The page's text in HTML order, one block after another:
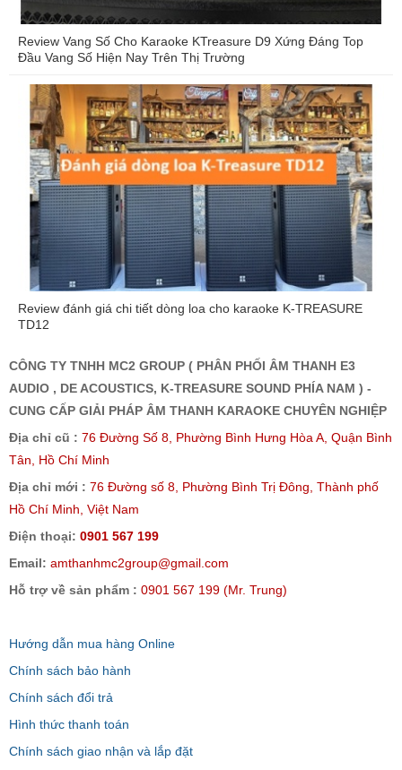
Review Vang Số Cho Karaoke KTreasure D9 Xứng Đáng Top
Đầu Vang Số Hiện Nay Trên Thị Trường
Review đánh giá chi tiết dòng loa cho karaoke K-TREASURE
TD12
CÔNG TY TNHH MC2 GROUP ( PHÂN PHỐI ÂM THANH E3
AUDIO , DE ACOUSTICS, K-TREASURE SOUND PHÍA NAM ) -
CUNG CẤP GIẢI PHÁP ÂM THANH KARAOKE CHUYÊN NGHIỆP
Địa chỉ cũ : 76 Đường Số 8, Phường Bình Hưng Hòa A, Quận Bình
Tân, Hồ Chí Minh
Địa chỉ mới : 76 Đường số 8, Phường Bình Trị Đông, Thành phố
Hồ Chí Minh, Việt Nam
Điện thoại: 0901 567 199
Email: amthanhmc2group@gmail.com
Hỗ trợ về sản phẩm : 0901 567 199 (Mr. Trung)
Hướng dẫn mua hàng Online
Chính sách bảo hành
Chính sách đổi trả
Hình thức thanh toán
Chính sách giao nhận và lắp đặt